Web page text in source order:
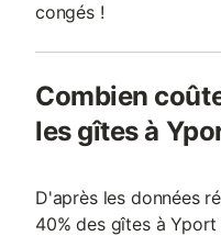
congés !
Combien
les gîtes à
D'après les données
40% des gîtes à